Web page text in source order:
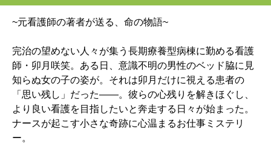
~元看護師の著者が送る、命の物語~
完治の望めない人々が集う長期療養型病棟に勤める看護
師・卯月咲笑。ある日、意識不明の男性のベッド脇に見
知らぬ女の子の姿が。それは卯月だけに視える患者の
「思い残し」だった――。彼らの心残りを解きほぐし、
より良い看護を目指したいと奔走する日々が始まった。
ナースが起こす小さな奇跡に心温まるお仕事ミステリ
ー。